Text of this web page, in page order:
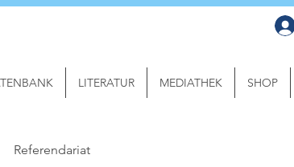
LITERATUR MEDIATHEK SHOP
Referendariat